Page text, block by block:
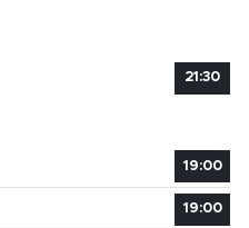
21:30
19:00
19:00